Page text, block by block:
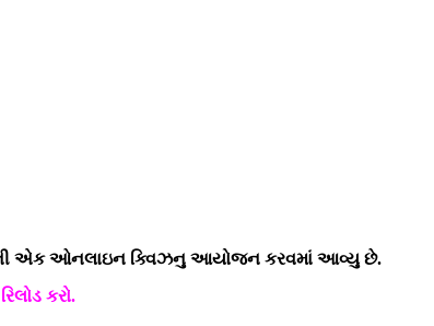
ગુણની એક ઓનલાઇન ક્વિઝનુ આયોજન કરવમાં આવ્યુ છે.
કરો.